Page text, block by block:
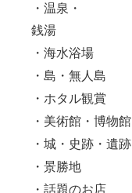
温泉・
銭湯
海水浴場
島・無人島
ホタル観賞
美術館・博物館
城・史跡・遺跡
景勝地
話題のお店